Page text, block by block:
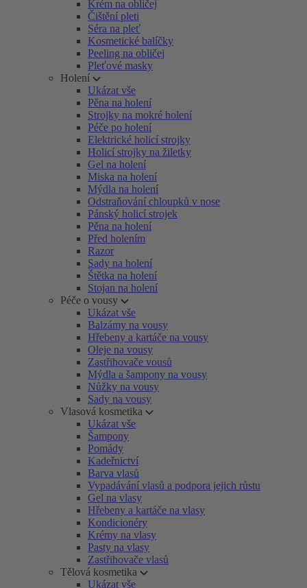
Krém na obličej
Čištění pleti
Séra na pleť
Kosmetické balíčky
Peeling na obličej
Pleťové masky
Holení
Ukázat vše
Pěna na holení
Strojky na mokré holení
Péče po holení
Elektrické holicí strojky
Holicí strojky na žiletky
Gel na holení
Miska na holení
Mýdla na holení
Odstraňování chloupků v nose
Pánský holicí strojek
Pěna na holení
Před holením
Razor
Sady na holení
Štětka na holení
Stojan na holení
Péče o vousy
Ukázat vše
Balzámy na vousy
Hřebeny a kartáče na vousy
Oleje na vousy
Zastřihovače vousů
Mýdla a šampony na vousy
Nůžky na vousy
Sady na vousy
Vlasová kosmetika
Ukázat vše
Šampony
Pomády
Kadeřnictví
Barva vlasů
Vypadávání vlasů a podpora jejich růstu
Gel na vlasy
Hřebeny a kartáče na vlasy
Kondicionéry
Krémy na vlasy
Pasty na vlasy
Zastřihovače vlasů
Tělová kosmetika
Ukázat vše